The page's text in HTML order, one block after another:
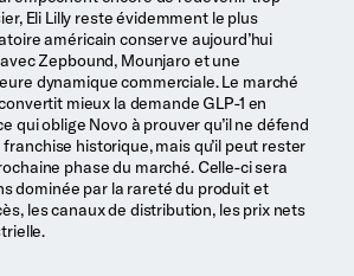
Eli Lilly reste évidemment le plus
américain conserve aujourd’hui
Zepbound, Mounjaro et une
dynamique commerciale. Le marché
mieux la demande GLP-1 en
qui oblige Novo à prouver qu’il ne défend
historique, mais qu’il peut rester
phase du marché. Celle-ci sera
dominée par la rareté du produit et
les canaux de distribution, les prix nets